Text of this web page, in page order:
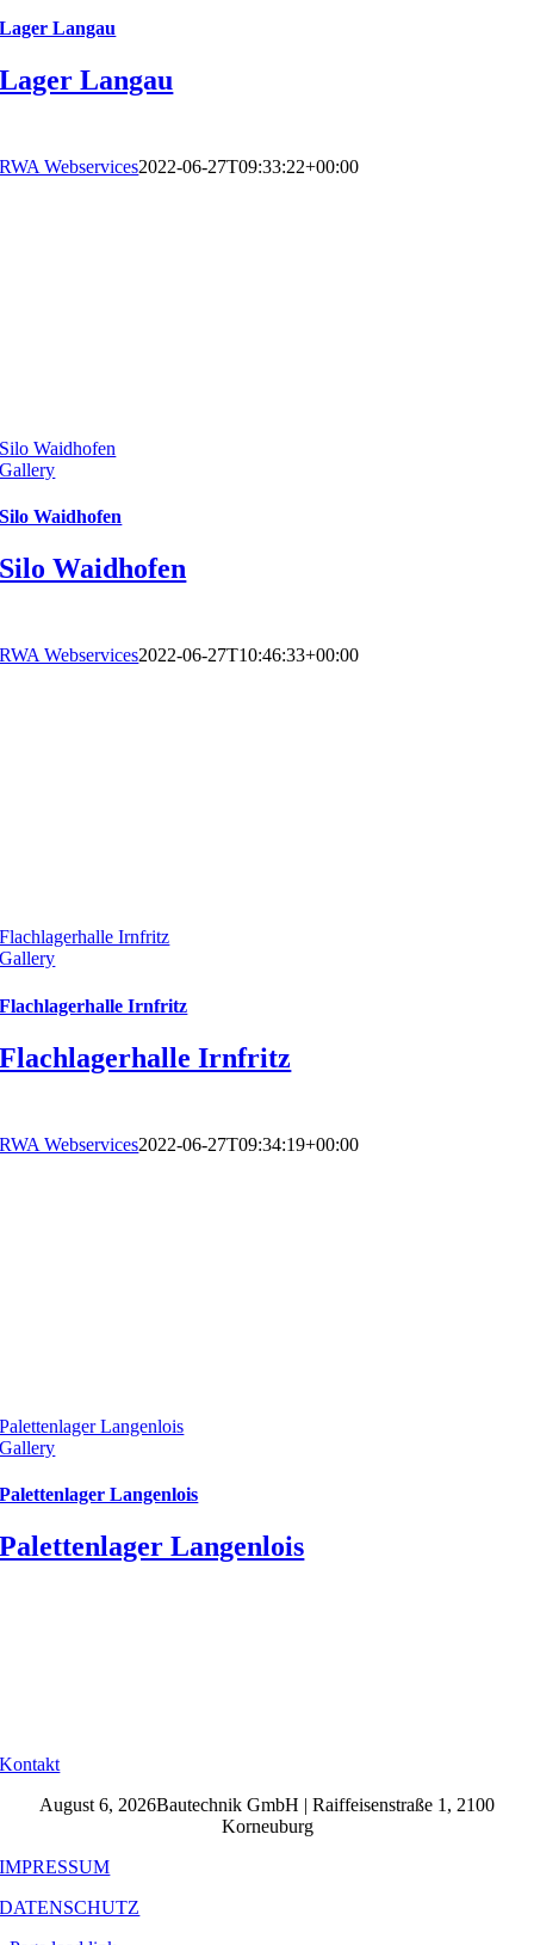
Lager Langau
Lager Langau
RWA Webservices2022-06-27T09:33:22+00:00
Silo Waidhofen
Gallery
Silo Waidhofen
Silo Waidhofen
RWA Webservices2022-06-27T10:46:33+00:00
Flachlagerhalle Irnfritz
Gallery
Flachlagerhalle Irnfritz
Flachlagerhalle Irnfritz
RWA Webservices2022-06-27T09:34:19+00:00
Palettenlager Langenlois
Gallery
Palettenlager Langenlois
Palettenlager Langenlois
Kontakt
August 6, 2026Bautechnik GmbH | Raiffeisenstraße 1, 2100
Korneuburg
IMPRESSUM
DATENSCHUTZ